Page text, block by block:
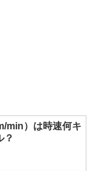
min）は時速何キ
？